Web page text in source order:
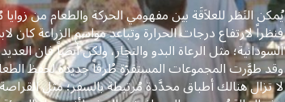
يُمكن النَظر للعلاَقَة بين مفهومي الحركة والطعام من
فنظراً لارتفاع درجات الحرارة وتباعد مواسم الزراعة
السودانية؛ مثل الرعاة البدو والتجار، ولكن أيضاً فإن
وقد طوَّرت المجموعات المستقرّة طُرقاً جديدة لحفظ
لا تزال هنالك أطباق محدَّدة مُرتبطة بالسفر؛ مثل